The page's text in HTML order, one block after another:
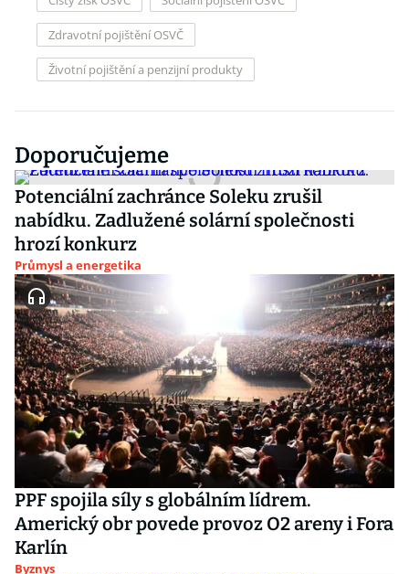
Zdravotní pojištění OSVČ
Životní pojištění a penzijní produkty
Doporučujeme
Potenciální zachránce Soleku zrušil
nabídku. Zadlužené solární společnosti
hrozí konkurz
Průmysl a energetika
PPF spojila síly s globálním lídrem.
Americký obr povede provoz O2 areny i Fora
Karlín
Byznys